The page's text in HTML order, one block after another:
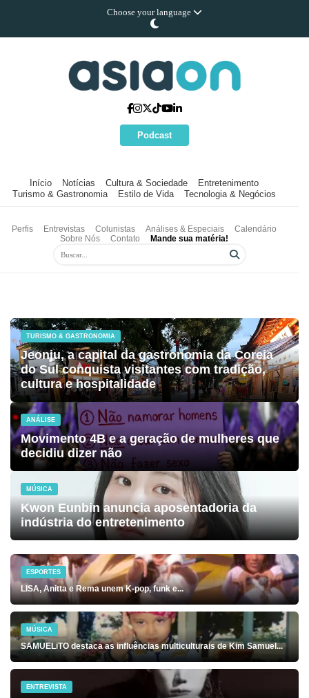
Choose your language
Podcast
Início Notícias Cultura & Sociedade
Entretenimento
Turismo & Gastronomia
Estilo de Vida Tecnologia & Negócios
Perfis Entrevistas Colunistas Análises & Especiais
Calendário
Sobre Nós
Contato Mande sua matéria!
TURISMO & GASTRONOMIA
Jeonju, a capital da gastronomia da Coreia
do Sul conquista visitantes com tradição,
cultura e hospitalidade
ANÁLISE
Movimento 4B e a geração de mulheres que
decidiu dizer não
MÚSICA
Kwon Eunbin anuncia aposentadoria da
indústria do entretenimento
ESPORTES
LISA, Anitta e Rema unem K-pop, funk e...
MÚSICA
SAMUELiTO destaca as influências multiculturais de Kim Samuel...
ENTREVISTA